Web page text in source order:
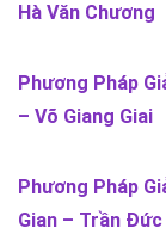
Hà Văn Chương
Phương Pháp
– Võ Giang Giai
Phương Pháp
Gian – Trần Đức